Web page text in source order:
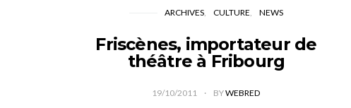
ARCHIVES CULTURE NEWS
Friscènes, importateur de
théâtre à Fribourg
19/10/2011 BYWEBRED